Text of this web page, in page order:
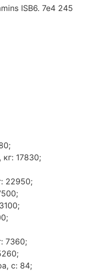
ISB6. 7e4 245
17830;
22950;
7360;
с: 84;